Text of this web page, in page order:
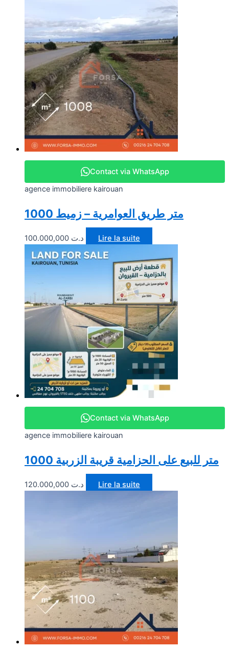
Contact via WhatsApp
agence immobiliere kairouan
1000 متر طريق العوامرية – زميط
د.ت Lire la suite
Contact via WhatsApp
agence immobiliere kairouan
1000 متر للبيع على الحزامية قريبة الزربية
د.ت Lire la suite